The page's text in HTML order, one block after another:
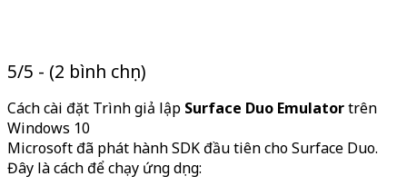
5/5 - (2 bình chọn)
Cách cài đặt Trình giả lập Surface Duo Emulatortrên
Windows 10
Microsoft đã phát hành SDK đầu tiên cho Surface Duo.
Đây là cách để chạy ứng dụng: